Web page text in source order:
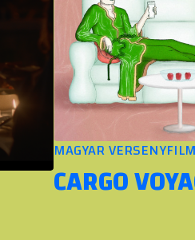
MAGYAR VERSENYFILMEK I.
CARGO VOYAGE